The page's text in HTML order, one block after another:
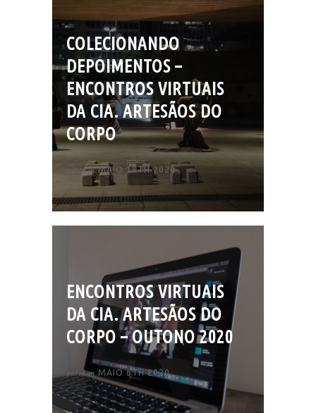
COLECIONANDO
DEPOIMENTOS –
ENCONTROS VIRTUAIS
DA CIA. ARTESÃOS DO
CORPO
posted onMAIO 18TH 2020
ENCONTROS VIRTUAIS
DA CIA. ARTESÃOS DO
CORPO – OUTONO 2020
posted on MAIO 6TH 2020